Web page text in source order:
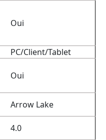
Oui
PC/Client/Tablet
Oui
Arrow Lake
4.0